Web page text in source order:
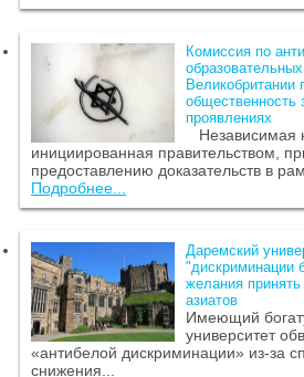
Комиссия по
Великобритании
общественность
проявлениях
Независимая
инициированная правительством,
предоставлению доказательств в
Подробнее...
Даремский
"дискриминации
желания
азиатов
Имеющий
университет
«антибелой дискриминации» из-за
снижения...